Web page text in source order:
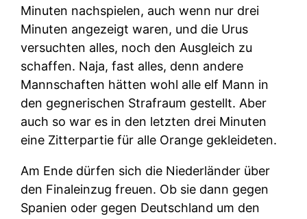
Minuten nachspielen, auch wenn nur drei
Minuten angezeigt waren, und die Urus
versuchten alles, noch den Ausgleich zu
schaffen. Naja, fast alles, denn andere
Mannschaften hätten wohl alle elf Mann in
den gegnerischen Strafraum gestellt. Aber
auch so war es in den letzten drei Minuten
eine Zitterpartie für alle Orange gekleideten.
Am Ende dürfen sich die Niederländer über
den Finaleinzug freuen. Ob sie dann gegen
Spanien oder gegen Deutschland um den